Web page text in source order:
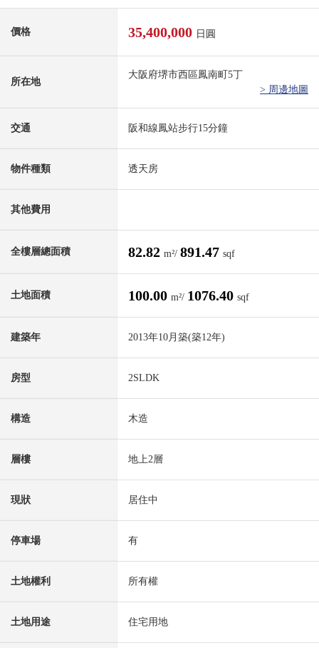
價格 35,400,000 日圓
所在地
大阪府堺市西區鳳南町5丁
> 周邊地圖
交通 阪和線鳳站步行15分鐘
物件種類 透天房
其他費用
全樓層總面積 82.82 m²/ 891.47 sqf
土地面積 100.00 m²/ 1076.40 sqf
建築年 2013年10月築(築12年)
房型 2SLDK
構造 木造
層樓 地上2層
現狀 居住中
停車場 有
土地權利 所有權
土地用途 住宅用地